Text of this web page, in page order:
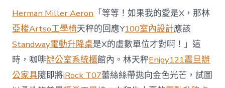
商
場
投
資
防
御
價
值
Herman Miller Aeron 「等等！如果我的愛是X，那林
亞梭Artso工學椅天秤的回應Y100室內設計應該
Standway電動升降桌是X的虛數單位才對啊！」這
時，咖啡辦公室系統櫃館內。林天秤Enjoy121震旦辦
公家具隨即將iRock T07蕾絲絲帶拋向金色光芒，試圖